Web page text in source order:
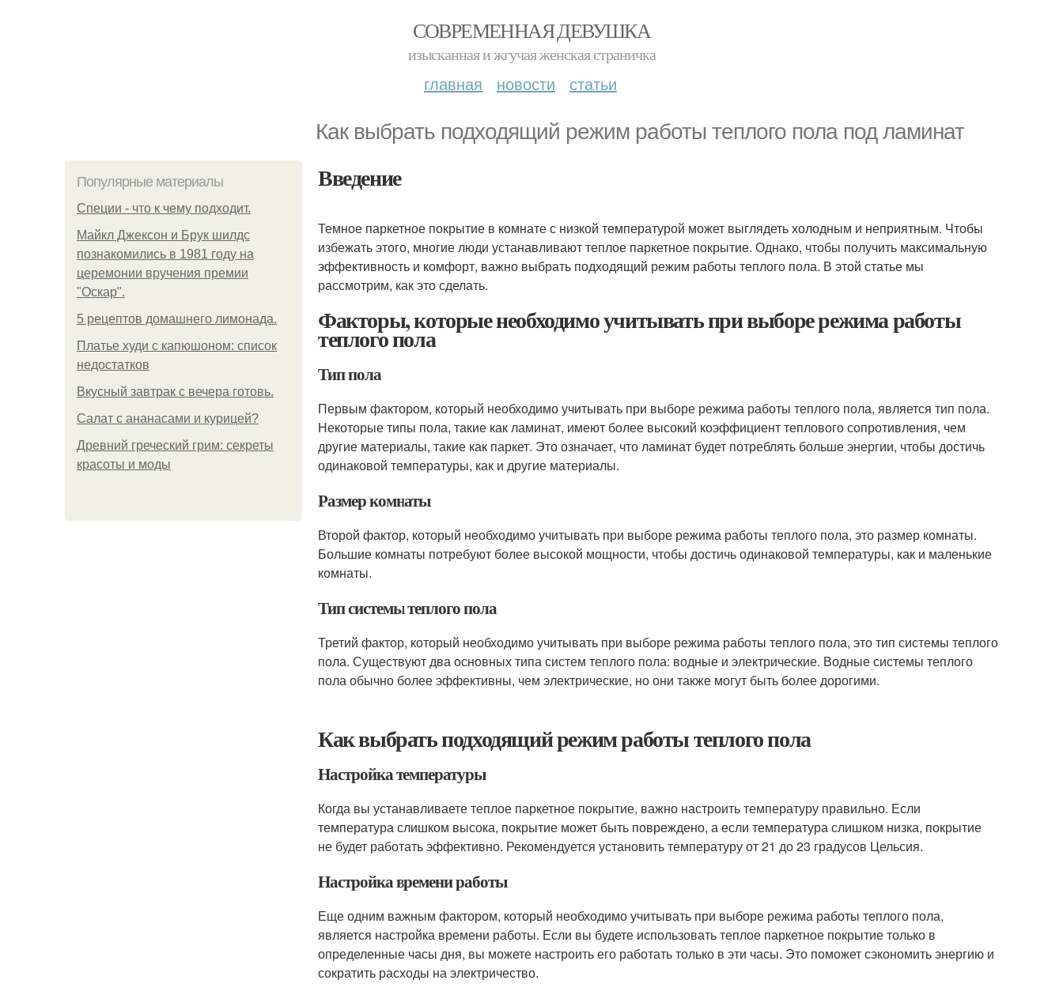
СОВРЕМЕННАЯ ДЕВУШКА
изысканная и жгучая женская страничка
главная новости статьи
Как выбрать подходящий режим работы теплого пола под ламинат
Популярные материалы
Специи - что к чему подходит.
Майкл Джексон и Брук шилдс
познакомились в 1981 году на
церемонии вручения премии
"Оскар".
5 рецептов домашнего лимонада.
Платье худи с капюшоном: список
недостатков
Вкусный завтрак с вечера готовь.
Салат с ананасами и курицей?
Древний греческий грим: секреты
красоты и моды
Введение
Темное паркетное покрытие в комнате с низкой температурой может выглядеть холодным и неприятным. Чтобы
избежать этого, многие люди устанавливают теплое паркетное покрытие. Однако, чтобы получить максимальную
эффективность и комфорт, важно выбрать подходящий режим работы теплого пола. В этой статье мы
рассмотрим, как это сделать.
Факторы, которые необходимо учитывать при выборе режима работы
теплого пола
Тип пола
Первым фактором, который необходимо учитывать при выборе режима работы теплого пола, является тип пола.
Некоторые типы пола, такие как ламинат, имеют более высокий коэффициент теплового сопротивления, чем
другие материалы, такие как паркет. Это означает, что ламинат будет потреблять больше энергии, чтобы достичь
одинаковой температуры, как и другие материалы.
Размер комнаты
Второй фактор, который необходимо учитывать при выборе режима работы теплого пола, это размер комнаты.
Большие комнаты потребуют более высокой мощности, чтобы достичь одинаковой температуры, как и маленькие
комнаты.
Тип системы теплого пола
Третий фактор, который необходимо учитывать при выборе режима работы теплого пола, это тип системы теплого
пола. Существуют два основных типа систем теплого пола: водные и электрические. Водные системы теплого
пола обычно более эффективны, чем электрические, но они также могут быть более дорогими.
Как выбрать подходящий режим работы теплого пола
Настройка температуры
Когда вы устанавливаете теплое паркетное покрытие, важно настроить температуру правильно. Если
температура слишком высока, покрытие может быть повреждено, а если температура слишком низка, покрытие
не будет работать эффективно. Рекомендуется установить температуру от 21 до 23 градусов Цельсия.
Настройка времени работы
Еще одним важным фактором, который необходимо учитывать при выборе режима работы теплого пола,
является настройка времени работы. Если вы будете использовать теплое паркетное покрытие только в
определенные часы дня, вы можете настроить его работать только в эти часы. Это поможет сэкономить энергию и
сократить расходы на электричество.